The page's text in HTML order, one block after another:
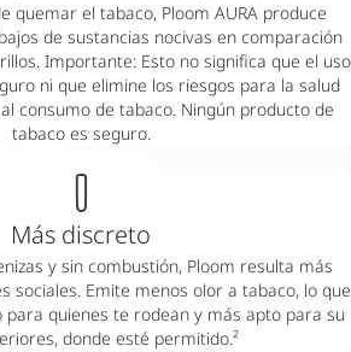
quemar el tabaco, Ploom AURA produce
de sustancias nocivas en comparación
Importante: Esto no significa que el uso
ni que elimine los riesgos para la salud
consumo de tabaco. Ningún producto de
tabaco es seguro.
Más discreto
y sin combustión, Ploom resulta más
sociales. Emite menos olor a tabaco, lo que
para quienes te rodean y más apto para su
donde esté permitido.²